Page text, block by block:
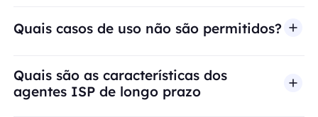
Quais casos de uso não são permitidos?
A BestProxy não oferece suporte a fraude,
Quais são as características dos
agentes ISP de longo prazo